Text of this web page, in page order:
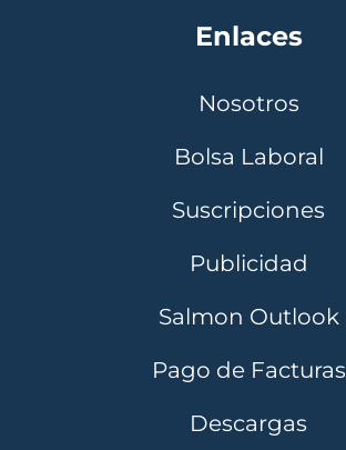
Enlaces
Nosotros
Bolsa Laboral
Suscripciones
Publicidad
Salmon Outlook
Pago de Facturas
Descargas